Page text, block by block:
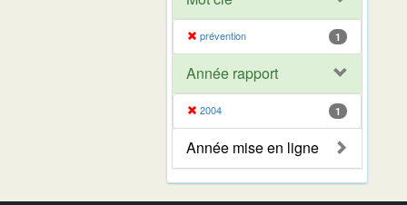
prévention 1
Année rapport
2004 1
Année mise en ligne